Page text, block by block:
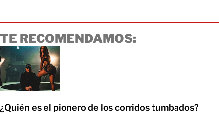
TE RECOMENDAMOS:
¿Quién es el pionero de los corridos tumbados?